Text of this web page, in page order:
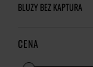
BLUZY BEZ KAPTURA
CENA